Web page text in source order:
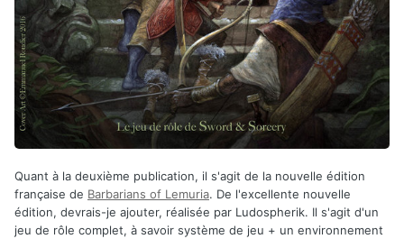
Quant à la deuxième publication, il s'agit de la nouvelle édition
française de Barbarians of Lemuria. De l'excellente nouvelle
édition, devrais-je ajouter, réalisée par Ludospherik. Il s'agit d'un
jeu de rôle complet, à savoir système de jeu + un environnement